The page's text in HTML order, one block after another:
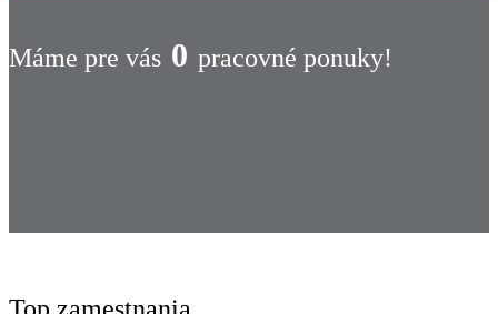
Máme pre vás 0 pracovné ponuky!